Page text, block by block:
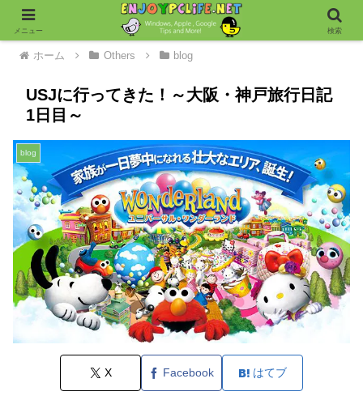
ホーム Others blog
USJに行ってきた！～大阪・神戸旅行日記
1日目～
blog
X Facebook はてブ
メニュー 検索